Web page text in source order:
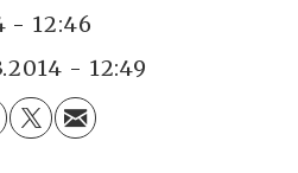
- 12:46
- 12:49